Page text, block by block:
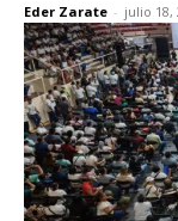
Eder Zarate - julio 18,